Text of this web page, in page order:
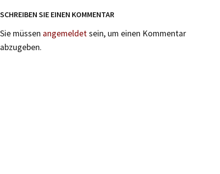
SCHREIBEN SIE EINEN KOMMENTAR
Sie müssen angemeldetsein, um einen Kommentar
abzugeben.